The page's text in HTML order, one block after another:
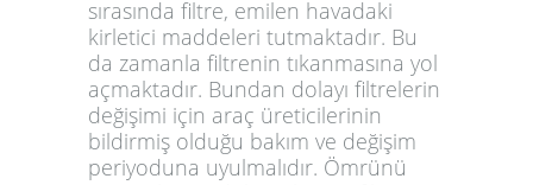
sırasında filtre, emilen havadaki
kirletici maddeleri tutmaktadır. Bu
da zamanla filtrenin tıkanmasına yol
açmaktadır. Bundan dolayı filtrelerin
değişimi için araç üreticilerinin
bildirmiş olduğu bakım ve değişim
periyoduna uyulmalıdır. Ömrünü